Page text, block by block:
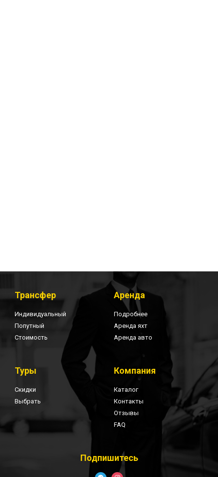
Трансфер
Индивидуальный
Попутный
Стоимость
Аренда
Подробнее
Аренда яхт
Аренда авто
Туры
Скидки
Выбрать
Компания
Каталог
Контакты
Отзывы
FAQ
Подпишитесь